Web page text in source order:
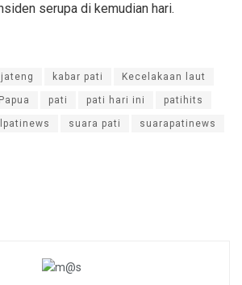
serupa di kemudian hari.
jateng kabar pati Kecelakaan laut
Papua pati pati hari ini patihits
suara pati suarapatinews